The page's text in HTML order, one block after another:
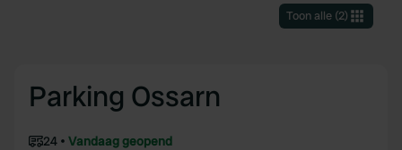
Toon alle(2)
Parking Ossarn
24
Vandaag geopend